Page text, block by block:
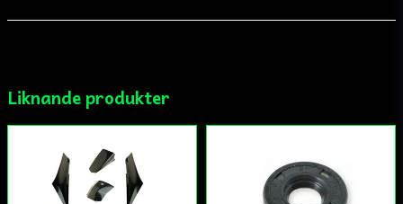
email
Ja, ni får publicera min fråga
Liknande produkter